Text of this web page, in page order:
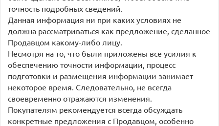
точность подробных сведений.
Данная информация ни при каких условиях не
должна рассматриваться как предложение, сделанное
Продавцом какому-либо лицу.
Несмотря на то, что были приложены все усилия к
обеспечению точности информации, процесс
подготовки и размещения информации занимает
некоторое время. Следовательно, не всегда
своевременно отражаются изменения.
Покупателям рекомендуется всегда обсуждать
конкретные предложения с Продавцом, особенно